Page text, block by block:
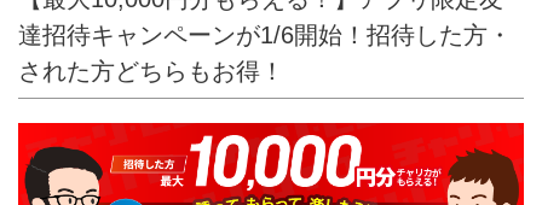
達招待キャンペーンが1/6開始！招待した方・
された方どちらもお得！